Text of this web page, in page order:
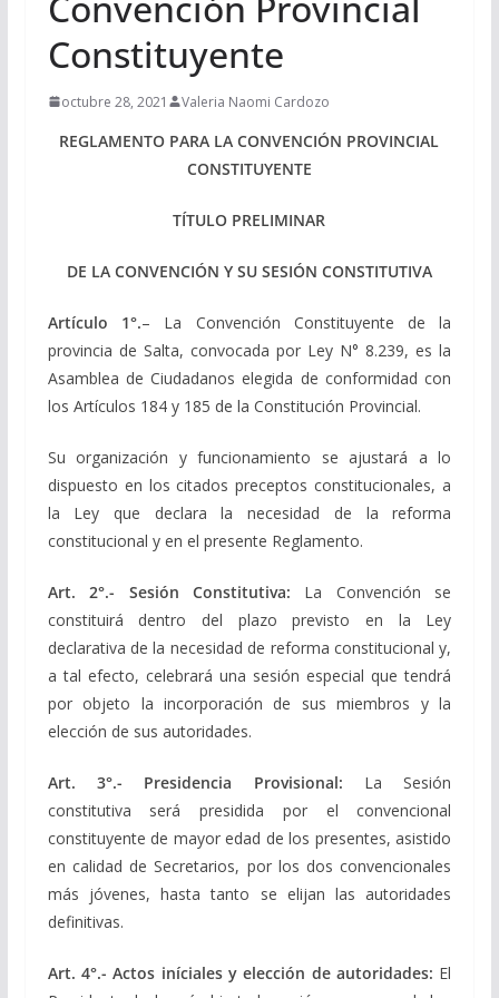
Constituyente
octubre 28, 2021 Valeria Naomi Cardozo
REGLAMENTO PARA LA CONVENCIÓN PROVINCIAL
CONSTITUYENTE
TÍTULO PRELIMINAR
DE LA CONVENCIÓN Y SU SESIÓN CONSTITUTIVA
Artículo 1°.– La Convención Constituyente de la
provincia de Salta, convocada por Ley N° 8.239, es la
Asamblea de Ciudadanos elegida de conformidad con
los Artículos 184 y 185 de la Constitución Provincial.
Su organización y funcionamiento se ajustará a lo
dispuesto en los citados preceptos constitucionales, a
la Ley que declara la necesidad de la reforma
constitucional y en el presente Reglamento.
Art. 2°.- Sesión Constitutiva: La Convención se
constituirá dentro del plazo previsto en la Ley
declarativa de la necesidad de reforma constitucional y,
a tal efecto, celebrará una sesión especial que tendrá
por objeto la incorporación de sus miembros y la
elección de sus autoridades.
Art. 3°.- Presidencia Provisional: La Sesión
constitutiva será presidida por el convencional
constituyente de mayor edad de los presentes, asistido
en calidad de Secretarios, por los dos convencionales
más jóvenes, hasta tanto se elijan las autoridades
definitivas.
Art. 4°.- Actos iníciales y elección de autoridades: El